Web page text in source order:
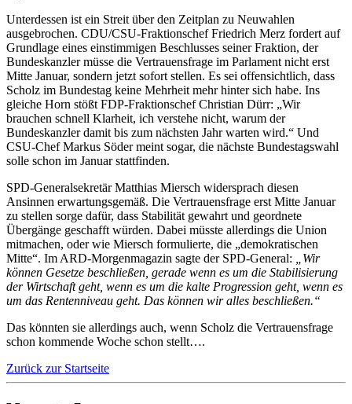
Unterdessen ist ein Streit über den Zeitplan zu Neuwahlen
ausgebrochen. CDU/CSU-Fraktionschef Friedrich Merz fordert auf
Grundlage eines einstimmigen Beschlusses seiner Fraktion, der
Bundeskanzler müsse die Vertrauensfrage im Parlament nicht erst
Mitte Januar, sondern jetzt sofort stellen. Es sei offensichtlich, dass
Scholz im Bundestag keine Mehrheit mehr hinter sich habe. Ins
gleiche Horn stößt FDP-Fraktionschef Christian Dürr: „Wir
brauchen schnell Klarheit, ich verstehe nicht, warum der
Bundeskanzler damit bis zum nächsten Jahr warten wird.“ Und
CSU-Chef Markus Söder meint sogar, die nächste Bundestagswahl
solle schon im Januar stattfinden.
SPD-Generalsekretär Matthias Miersch widersprach diesen
Ansinnen erwartungsgemäß. Die Vertrauensfrage erst Mitte Januar
zu stellen sorge dafür, dass Stabilität gewahrt und geordnete
Übergänge geschafft würden. Dabei müsste allerdings die Union
mitmachen, oder wie Miersch formulierte, die „demokratischen
Mitte“. Im ARD-Morgenmagazin sagte der SPD-General:
„Wir
können Gesetze beschließen, gerade wenn es um die Stabilisierung
der Wirtschaft geht, wenn es um die kalte Progression geht, wenn es
um das Rentenniveau geht. Das können wir alles beschließen.“
Das könnten sie allerdings auch, wenn Scholz die Vertrauensfrage
schon kommende Woche schon stellt….
Zurück zur Startseite